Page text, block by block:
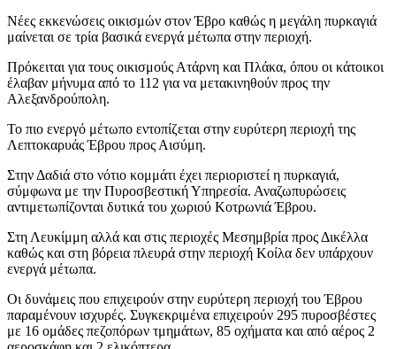
Νέες εκκενώσεις οικισμών στον Έβρο καθώς η μεγάλη πυρκαγιά
μαίνεται σε τρία βασικά ενεργά μέτωπα στην περιοχή.
Πρόκειται για τους οικισμούς Ατάρνη και Πλάκα, όπου οι κάτοικοι
έλαβαν μήνυμα από το 112 για να μετακινηθούν προς την
Αλεξανδρούπολη.
Το πιο ενεργό μέτωπο εντοπίζεται στην ευρύτερη περιοχή της
Λεπτοκαρυάς Έβρου προς Αισύμη.
Στην Δαδιά στο νότιο κομμάτι έχει περιοριστεί η πυρκαγιά,
σύμφωνα με την Πυροσβεστική Υπηρεσία. Αναζωπυρώσεις
αντιμετωπίζονται δυτικά του χωριού Κοτρωνιά Έβρου.
Στη Λευκίμμη αλλά και στις περιοχές Μεσημβρία προς Δικέλλα
καθώς και στη βόρεια πλευρά στην περιοχή Κοίλα δεν υπάρχουν
ενεργά μέτωπα.
Οι δυνάμεις που επιχειρούν στην ευρύτερη περιοχή του Έβρου
παραμένουν ισχυρές. Συγκεκριμένα επιχειρούν 295 πυροσβέστες
με 16 ομάδες πεζοπόρων τμημάτων, 85 οχήματα και από αέρος 2